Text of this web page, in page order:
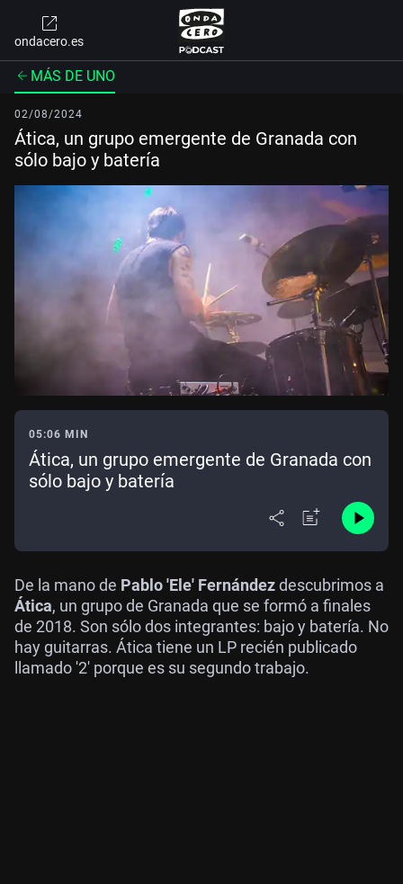
ondacero.es
MÁS DE UNO
02/08/2024
Ática, un grupo emergente de Granada con
sólo bajo y batería
05:06 MIN
Ática, un grupo emergente de Granada con
sólo bajo y batería
De la mano de Pablo 'Ele' Fernándezdescubrimos a
Ática, un grupo de Granada que se formó a finales
de 2018. Son sólo dos integrantes: bajo y batería. No
hay guitarras. Ática tiene un LP recién publicado
llamado '2' porque es su segundo trabajo.